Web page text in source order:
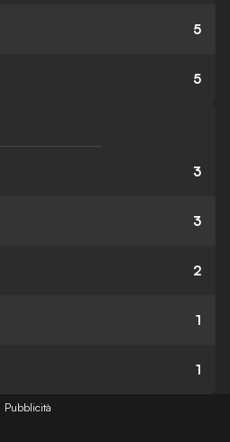
5
5
3
3
2
1
1
Pubblicità